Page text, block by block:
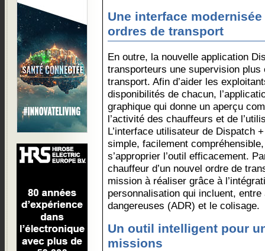
Une interface
ordres de transport
En outre, la nouvelle application
transporteurs une supervision
transport. Afin d’aider les
disponibilités de chacun,
graphique qui donne un aperçu
l’activité des chauffeurs et de
L’interface utilisateur de Dispatch
simple, facilement
s’approprier l’outil efficacement.
chauffeur d’un nouvel ordre de
mission à réaliser grâce à
personnalisation qui incluent,
dangereuses (ADR) et le colisage.
Un outil intelligent pour
missions